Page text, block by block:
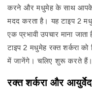
करने और मधुमेह के साथ आपके
मदद करता है। यह टाइप 2
एक प्रभावी उपचार माना
टाइप 2 मधुमेह रक्त शर्करा
में जानेंगे। चलिए शुरू करते हैं।
रक्त शर्करा और